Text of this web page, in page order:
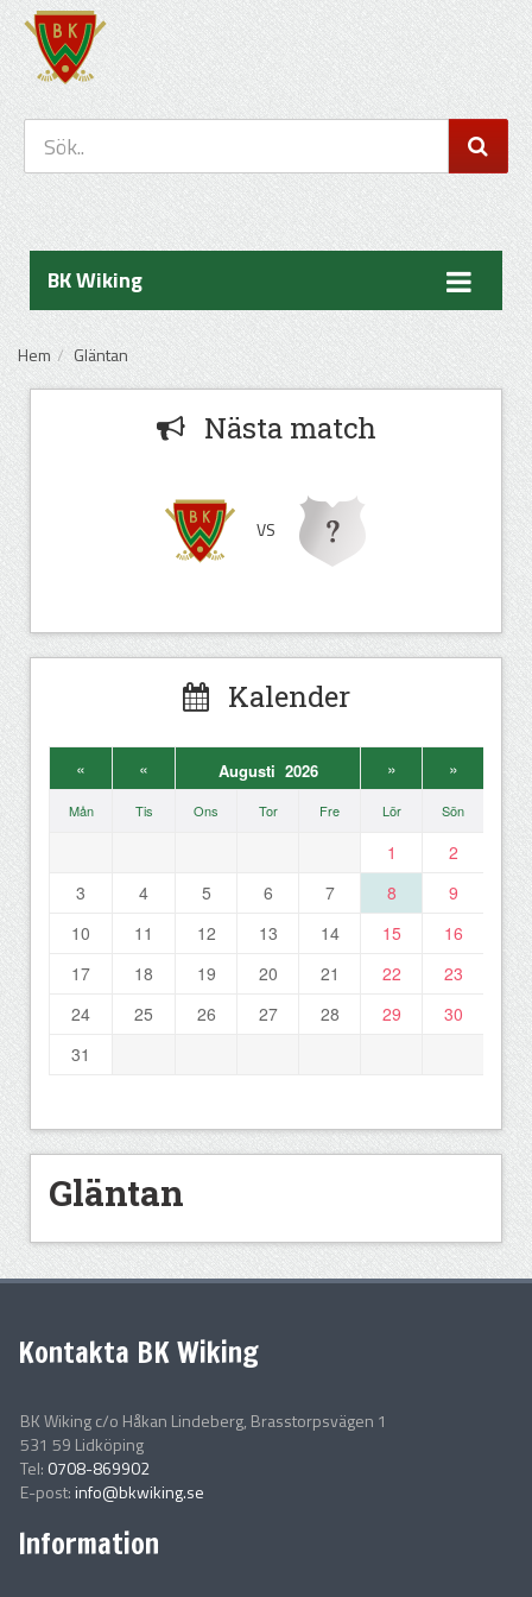
BK Wiking
Hem Gläntan
Nästa match
VS
Kalender
« « Augusti 2026 » »
Mån Tis Ons Tor Fre Lör Sön
1
2
3
4 5 6 7 8
9
10
11 12 13 14 15
16
17
18 19 20 21 22
23
24
25 26 27 28 29
30
31
Gläntan
Kontakta BK Wiking
BK Wiking c/o Håkan Lindeberg, Brasstorpsvägen 1
531 59 Lidköping
Tel: 0708-869902
E-post:info@bkwiking.se
Information